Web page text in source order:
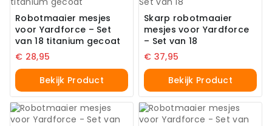
Robotmaaier mesjes
voor Yardforce – Set
van 18 titanium gecoat
€ 28,95
Bekijk Product
Skarp robotmaaier
mesjes voor Yardforce
– Set van 18
€ 37,95
Bekijk Product